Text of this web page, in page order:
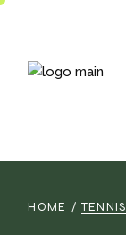
Skip
HOME TENNIS